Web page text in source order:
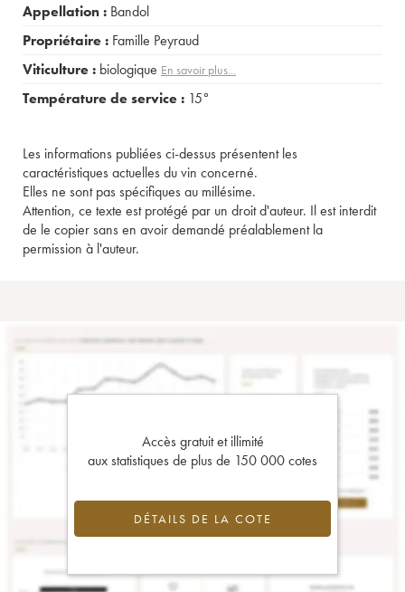
Appellation : Bandol
Propriétaire : Famille Peyraud
Viticulture : biologique En savoir plus...
Température de service : 15°
Les informations publiées ci-dessus présentent les
caractéristiques actuelles du vin concerné.
Elles ne sont pas spécifiques au millésime.
Attention, ce texte est protégé par un droit d'auteur. Il est interdit
de le copier sans en avoir demandé préalablement la
permission à l'auteur.
Accès gratuit et illimité
aux statistiques de plus de 150 000 cotes
DÉTAILS DE LA COTE